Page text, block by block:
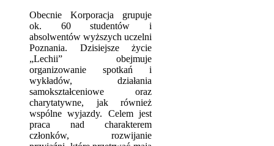
Obecnie Korporacja grupuje
ok. 60 studentów i
absolwentów wyższych uczelni
Poznania. Dzisiejsze życie
„Lechii” obejmuje
organizowanie spotkań i
wykładów, działania
samokształceniowe oraz
charytatywne, jak również
wspólne wyjazdy. Celem jest
praca nad charakterem
członków, rozwijanie